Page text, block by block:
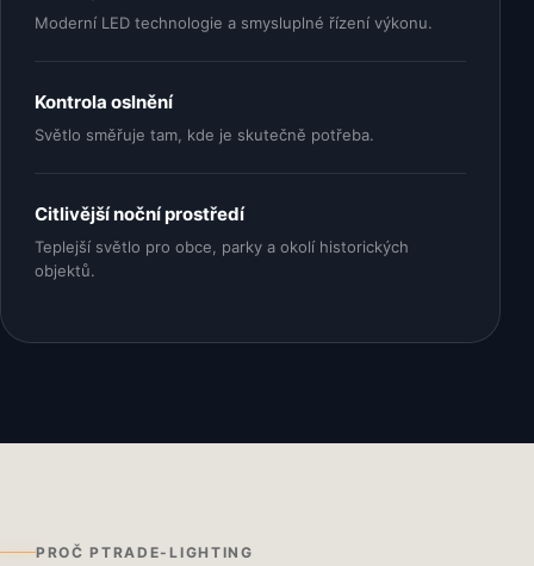
Moderní LED technologie a smysluplné řízení výkonu.
Kontrola oslnění
Světlo směřuje tam, kde je skutečně potřeba.
Citlivější noční prostředí
Teplejší světlo pro obce, parky a okolí historických
objektů.
PROČ PTRADE-LIGHTING